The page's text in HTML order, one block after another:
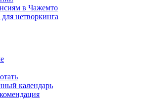
в Чажемто
нетворкинга
календарь